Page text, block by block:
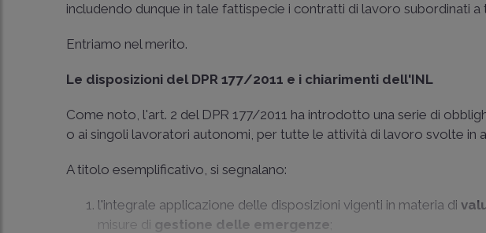
includendo dunque in tale fattispecie i contratti di lavoro subordinati
Entriamo nel merito.
Le disposizioni del DPR 177/2011 e i chiarimenti dell'INL
Come noto, l'art. 2 del DPR 177/2011 ha introdotto una serie di
o ai singoli lavoratori autonomi, per tutte le attività di lavoro svolte in
A titolo esemplificativo, si segnalano:
l'integrale applicazione delle disposizioni vigenti in materia di
misure di gestione delle emergenze;